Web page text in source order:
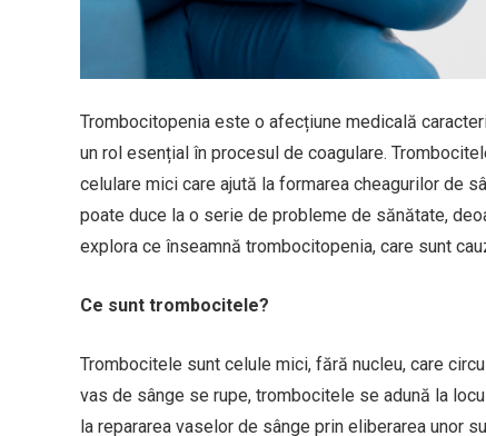
Trombocitopenia este o afecțiune medicală
un rol esențial în procesul de coagulare.
celulare mici care ajută la formarea cheagurilor de
poate duce la o serie de probleme de sănătate,
explora ce înseamnă trombocitopenia, care sunt
Ce sunt trombocitele?
Trombocitele sunt celule mici, fără nucleu, care
vas de sânge se rupe, trombocitele se adună la
la repararea vaselor de sânge prin eliberarea unor